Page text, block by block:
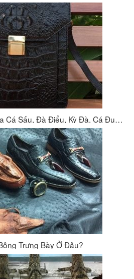
Xưởng Sản Xuất Giày Da Cá Sấu, Đà Điểu, Kỳ Đà, Cá Đuối VR360
Trưng Bày Ở Đâu?